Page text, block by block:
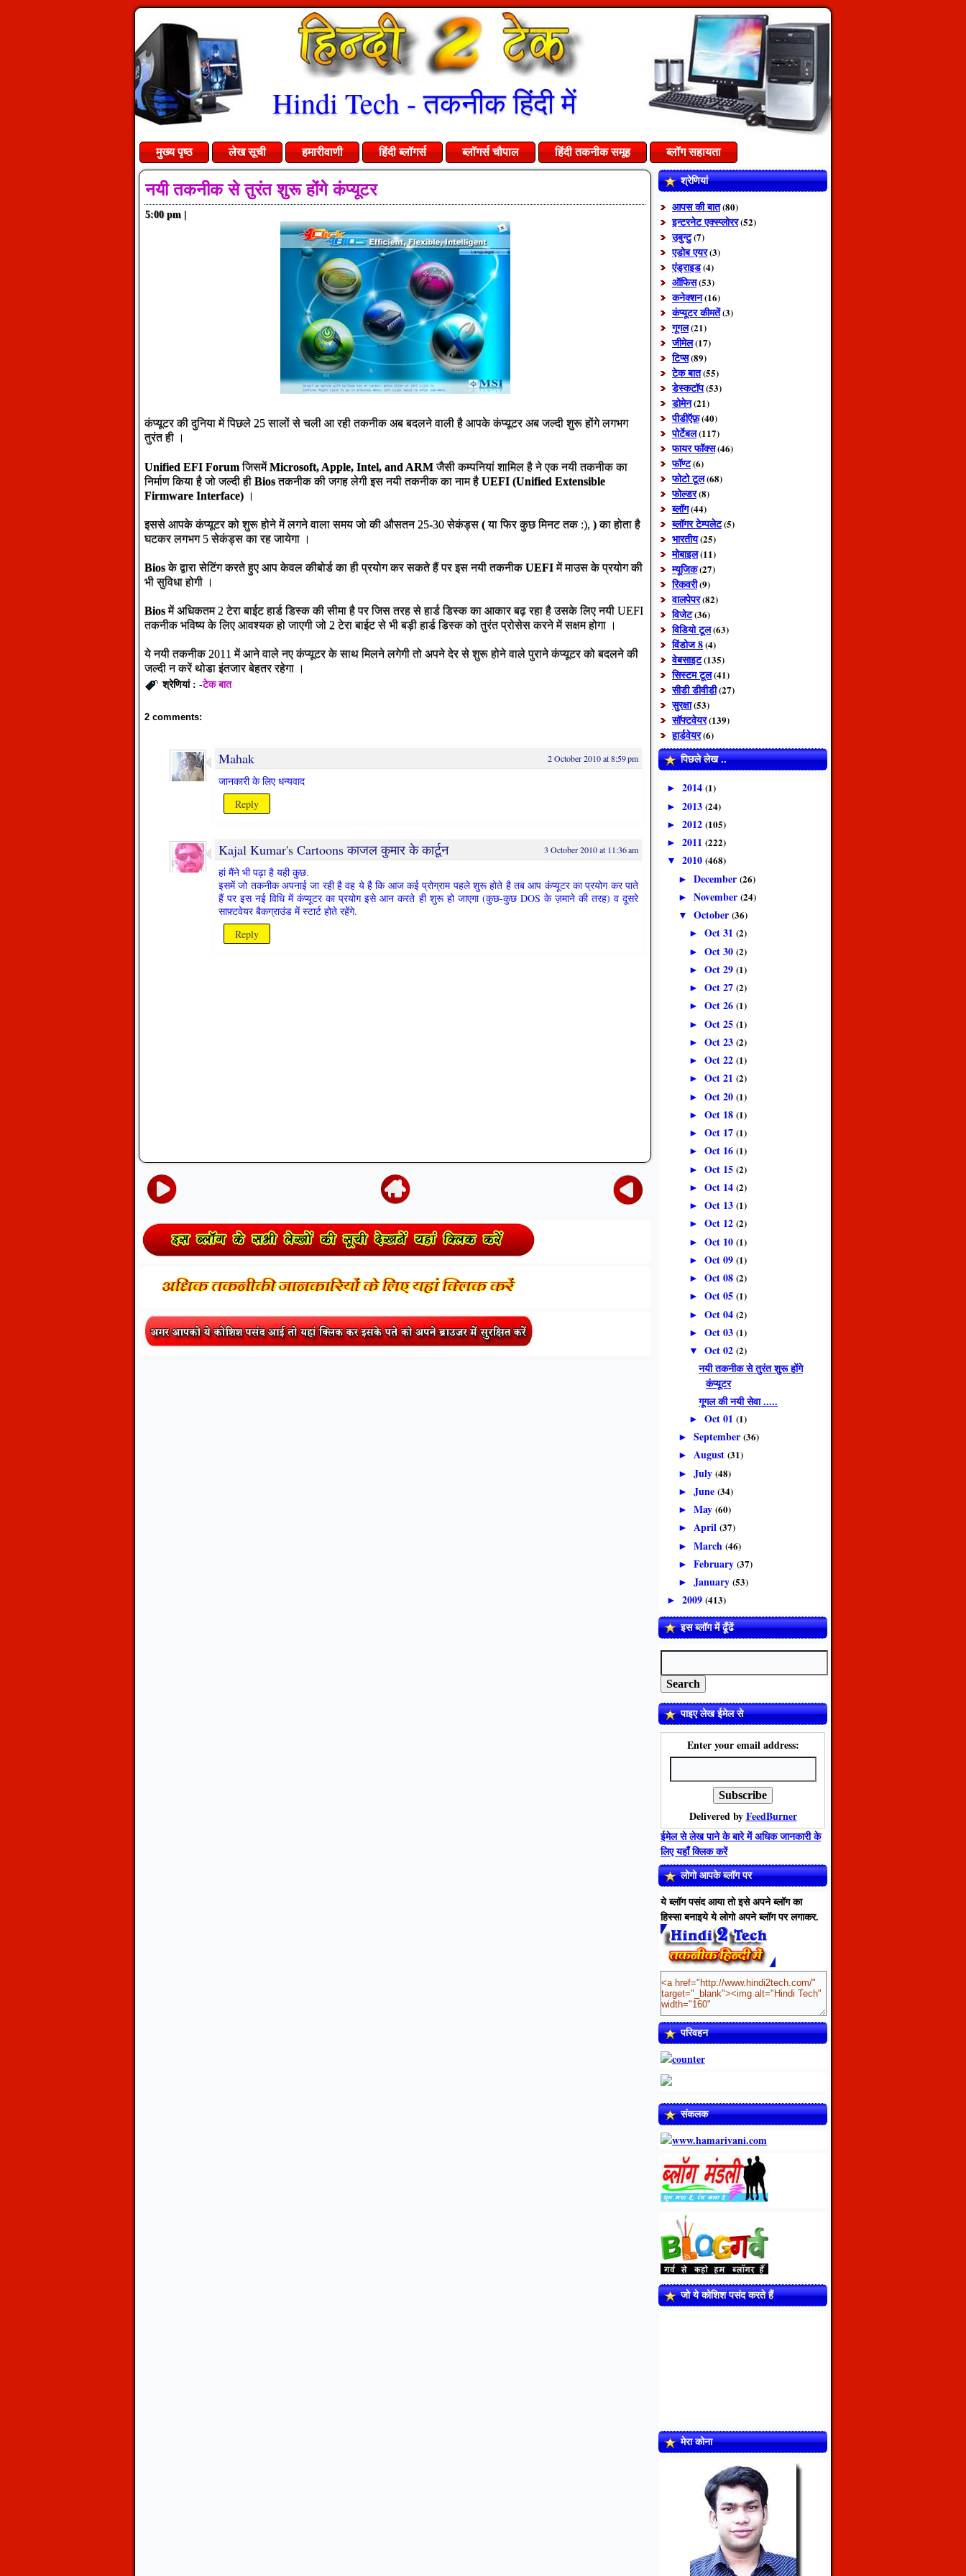
Hindi Tech - तकनीक हिंदी में
मुख्य पृष्ठ लेख सूची हमारीवाणी हिंदी ब्लॉगर्स ब्लॉगर्स चौपाल हिंदी तकनीक समूह ब्लॉग सहायता
नयी तकनीक से तुरंत शुरू होंगे कंप्यूटर
5:00 pm |
कंप्यूटर की दुनिया में पिछले 25 सालों से चली आ रही तकनीक अब बदलने वाली है आपके कंप्यूटर अब जल्दी शुरू होंगे लगभग
तुरंत ही ।
Unified EFI ForumजिसमेंMicrosoft, Apple, Intel, and ARMजैसी कम्पनियां शामिल है ने एक नयी तकनीक का
निर्माण किया है जो जल्दी ही Biosतकनीक की जगह लेगी इस नयी तकनीक का नाम है UEFI (Unified Extensible
Firmware Interface) ।
इससे आपके कंप्यूटर को शुरू होने में लगने वाला समय जो की औसतन 25-30 सेकंड्स (या फिर कुछ मिनट तक :), )का होता है
घटकर लगभग 5 सेकंड्स का रह जायेगा ।
Biosके द्वारा सेटिंग करते हुए आप केवल कीबोर्ड का ही प्रयोग कर सकते हैं पर इस नयीतकनीकUEFI में माउस के प्रयोग की
भी सुविधा होगी ।
Biosमें अधिकतम 2 टेरा बाईट हार्ड डिस्क की सीमा है पर जिस तरह से हार्ड डिस्क का आकार बढ़ रहा है उसके लिए नयी UEFI
तकनीक भविष्य के लिए आवश्यक हो जाएगी जो 2टेरा बाईटसे भी बड़ीहार्ड डिस्कको तुरंत प्रोसेस करने में सक्षम होगा ।
ये नयी तकनीक 2011 में आने वाले नए कंप्यूटर के साथ मिलने लगेगी तो अपने देर से शुरू होने वाले पुराने कंप्यूटर को बदलने की
जल्दी न करें थोडा इंतजार बेहतर रहेगा ।
श्रेणियां : -टेक बात
2 comments:
Mahak 2 October 2010 at 8:59 pm
जानकारी के लिए धन्यवाद
Reply
Kajal Kumar's Cartoons काजल कुमार के कार्टून 3 October 2010 at 11:36 am
हां मैंने भी पढ़ा है यही कुछ.
इसमें जो तकनीक अपनाई जा रही है वह ये है कि आज कई प्रोग्राम पहले शुरू होते है तब आप कंप्यूटर का प्रयोग कर पाते
हैं पर इस नई विधि में कंप्यूटर का प्रयोग इसे आन करते ही शुरू हो जाएगा (कुछ-कुछ DOS के ज़माने की तरह) व दूसरे
साफ़्टवेयर बैकग्राउंड में स्टार्ट होते रहेंगे.
Reply
श्रेणियां
आपस की बात(80)
इन्टरनेट एक्स्प्लोरर(52)
उबुन्टु(7)
एडोब एयर(3)
एंड्राइड(4)
ऑफिस(53)
कनेक्शन(16)
कंप्यूटर कीमतें(3)
गूगल(21)
जीमेल(17)
टिप्स(89)
टेक बात(55)
डेस्कटॉप(53)
डोमेन(21)
पीडीऍफ़(40)
पोर्टेबल(117)
फायर फॉक्स(46)
फॉण्ट(6)
फोटो टूल(68)
फोल्डर(8)
ब्लॉग(44)
ब्लॉगर टेम्पलेट(5)
भारतीय(25)
मोबाइल(11)
म्यूजिक(27)
रिकवरी(9)
वालपेपर(82)
विजेट(36)
विडियो टूल(63)
विंडोज 8(4)
वेबसाइट(135)
सिस्टम टूल(41)
सीडी डीवीडी(27)
सुरक्षा(53)
सॉफ्टवेयर(139)
हार्डवेयर(6)
पिछले लेख ..
► 2014 (1)
► 2013 (24)
► 2012 (105)
► 2011 (222)
▼ 2010 (468)
► December (26)
► November (24)
▼ October (36)
►Oct 31(2)
►Oct 30(2)
►Oct 29(1)
►Oct 27(2)
►Oct 26(1)
►Oct 25(1)
►Oct 23(2)
►Oct 22(1)
►Oct 21(2)
►Oct 20(1)
►Oct 18(1)
►Oct 17(1)
►Oct 16(1)
►Oct 15(2)
►Oct 14(2)
►Oct 13(1)
►Oct 12(2)
►Oct 10(1)
►Oct 09(1)
►Oct 08(2)
►Oct 05(1)
►Oct 04(2)
►Oct 03(1)
▼Oct 02(2)
नयी तकनीक से तुरंत शुरू होंगे
कंप्यूटर
गूगल की नयी सेवा .....
►Oct 01(1)
► September (36)
► August (31)
► July (48)
► June (34)
► May (60)
► April (37)
► March (46)
► February (37)
► January (53)
► 2009 (413)
इस ब्लॉग में ढूँढें
पाइए लेख ईमेल से
Enter your email address:
Delivered byFeedBurner
ईमेल से लेख पाने के बारे में अधिक जानकारी के
लिए यहाँ क्लिक करें
लोगो आपके ब्लॉग पर
ये ब्लॉग पसंद आया तो इसे अपने ब्लॉग का
हिस्सा बनाइये ये लोगो अपने ब्लॉग पर लगाकर.
परिवहन
संकलक
जो ये कोशिश पसंद करते हैं
मेरा कोना